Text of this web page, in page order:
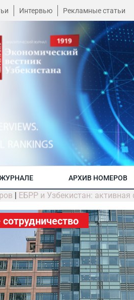
Интервью Рекламные статьи
АРХИВ НОМЕРОВ
| ЕБРР и Узбекистан: активная